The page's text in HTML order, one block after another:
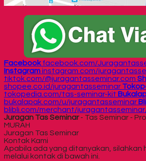
Facebook facebook.com/
Instagraminstagram.com/
tiktok.com/@juragantasseminar.com
shopee.co.id/juragantasseminar
tokopedia.com/tas-seminar-kit
bukalapak.com/u/juragantasseminar
blibli.com/merchant/
Juragan Tas Seminar- Tas Seminar -
MURAH
Juragan Tas Seminar
Kontak Kami
Apabila ada yang ditanyakan, silahkan
melalui kontak di bawah ini.